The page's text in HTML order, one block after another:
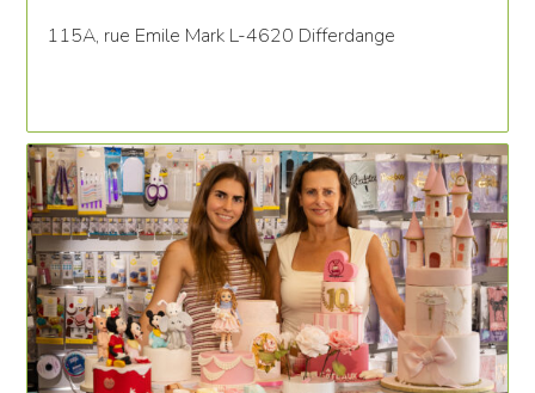
115A, rue Emile Mark L-4620 Differdange